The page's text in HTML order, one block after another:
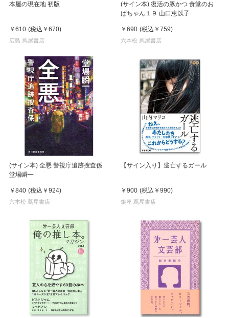
本屋の現在地 初版
￥610 (税込 ￥670)
広島 蔦屋書店
(サイン本) 復活の豚かつ 食堂のお
ばちゃん１９ 山口恵以子
￥690 (税込 ￥759)
六本松 蔦屋書店
(サイン本) 全悪 警視庁追跡捜査係
堂場瞬一
￥840 (税込 ￥924)
六本松 蔦屋書店
【サイン入り】逃亡するガール
￥900 (税込 ￥990)
銀座 蔦屋書店